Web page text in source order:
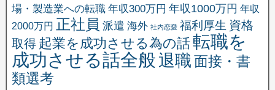
場・製造業への転職 年収300万円 年収1000万円 年収
2000万円 正社員 派遣 海外 社内恋愛 福利厚生 資格
取得 起業を成功させる為の話転職を
成功させる話全般退職面接・書
類選考